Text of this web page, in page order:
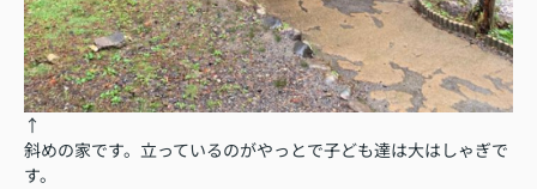
↑
斜めの家です。立っているのがやっとで子ども達は大はしゃぎで
す。